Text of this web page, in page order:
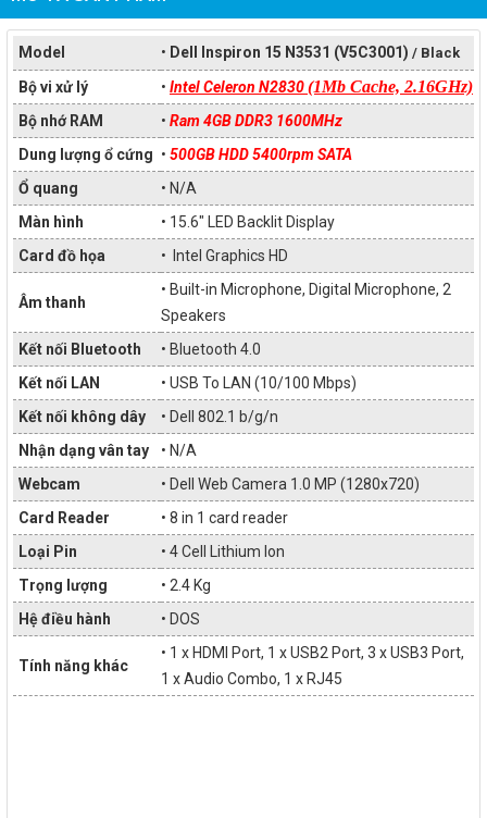
Model • Dell Inspiron 15 N3531 (V5C3001) / Black
Bộ vi xử lý • Intel Celeron N2830(1Mb Cache, 2.16GHz)
Bộ nhớ RAM • Ram 4GB DDR3 1600MHz
Dung lượng ổ cứng • 500GB HDD 5400rpm SATA
Ổ quang
• N/A
Màn hình
• 15.6" LED Backlit Display
Card đồ họa
• Intel Graphics HD
Âm thanh
• Built-in Microphone, Digital Microphone, 2
Speakers
Kết nối Bluetooth
• Bluetooth 4.0
Kết nối LAN
• USB To LAN (10/100 Mbps)
Kết nối không dây
• Dell 802.1 b/g/n
Nhận dạng vân tay
• N/A
Webcam
• Dell Web Camera 1.0 MP (1280x720)
Card Reader
• 8 in 1 card reader
Loại Pin
• 4 Cell Lithium Ion
Trọng lượng
• 2.4 Kg
Hệ điều hành
• DOS
Tính năng khác
• 1 x HDMI Port, 1 x USB2 Port, 3 x USB3 Port,
1 x Audio Combo, 1 x RJ45